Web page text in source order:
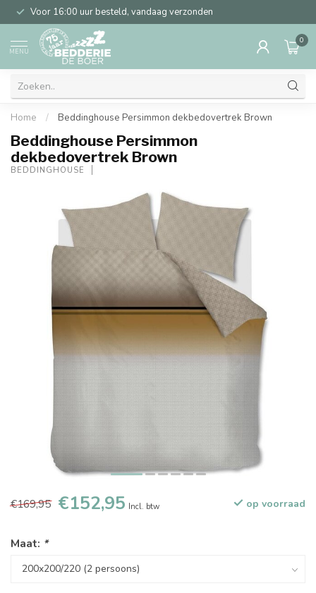
Voor 16:00 uur besteld, vandaag verzonden
MENU
0
Home / Beddinghouse Persimmon dekbedovertrek Brown
Beddinghouse Persimmon
dekbedovertrek Brown
BEDDINGHOUSE
€169,95 €152,95 Incl. btw op voorraad
Maat: *